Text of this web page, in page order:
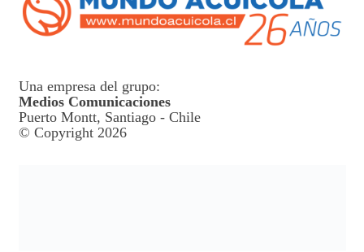
Una empresa del grupo:
Medios Comunicaciones
Puerto Montt, Santiago - Chile
© Copyright 2026